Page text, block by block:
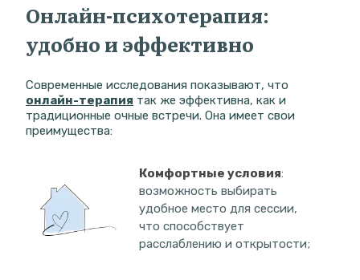
Онлайн-психотерапия:
удобно и эффективно
Современные исследования показывают, что
онлайн-терапия так же эффективна, как и
традиционные очные встречи. Она имеет свои
преимущества:
Комфортные условия:
возможность выбирать
удобное место для сессии,
что способствует
расслаблению и открытости;